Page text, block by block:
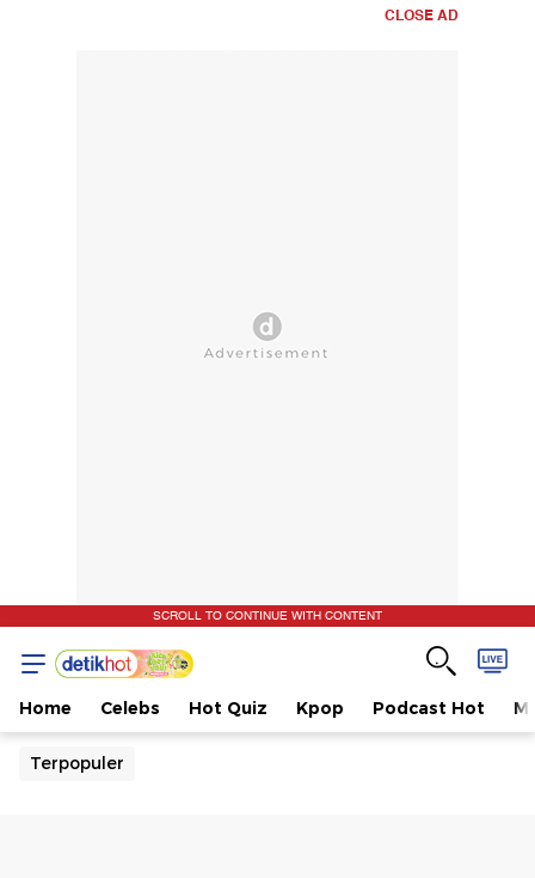
CLOSE AD
SCROLL TO CONTINUE WITH CONTENT
Home Celebs Hot Quiz Kpop Podcast Hot
Terpopuler